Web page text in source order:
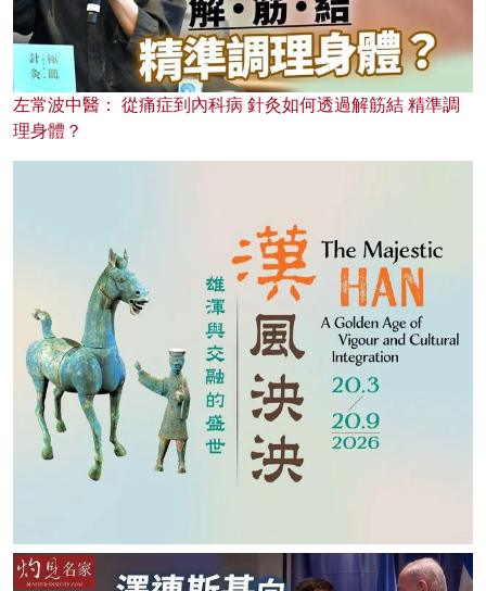
左常波中醫： 從痛症到內科病 針灸如何透過解筋結 精準調
理身體？